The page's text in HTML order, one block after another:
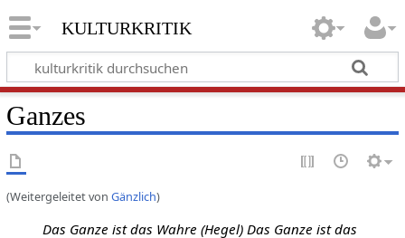
kulturkritik
Ganzes
(Weitergeleitet von Gänzlich)
Das Ganze ist das Wahre (Hegel) Das Ganze ist das